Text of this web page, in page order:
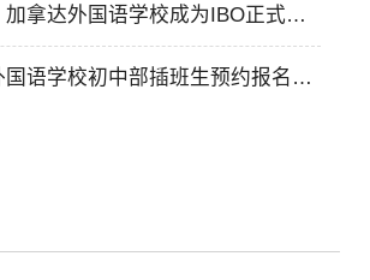
加拿达外国语学校成为IBO正式授
学校！
国语学校初中部插班生预约报名通